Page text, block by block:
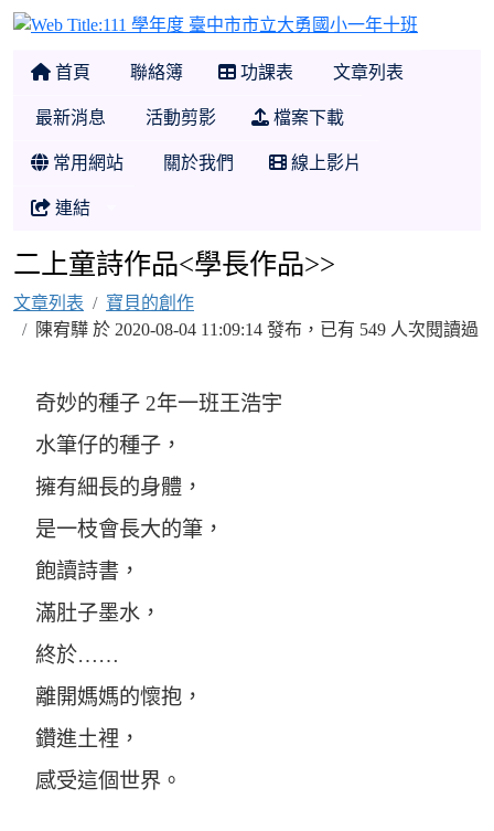
首頁 聯絡簿 功課表 文章列表
最新消息 活動剪影 檔案下載
常用網站 關於我們 線上影片
連結
二上童詩作品<學長作品>>
文章列表
寶貝的創作
陳宥驊 於 2020-08-04 11:09:14 發布，已有 549 人次閱讀過
奇妙的種子 2年一班王浩宇
水筆仔的種子，
擁有細長的身體，
是一枝會長大的筆，
飽讀詩書，
滿肚子墨水，
終於……
離開媽媽的懷抱，
鑽進土裡，
感受這個世界。